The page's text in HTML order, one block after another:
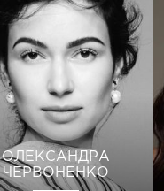
ОЛЕКСАНДРА
ЧЕРВОНЕНКО